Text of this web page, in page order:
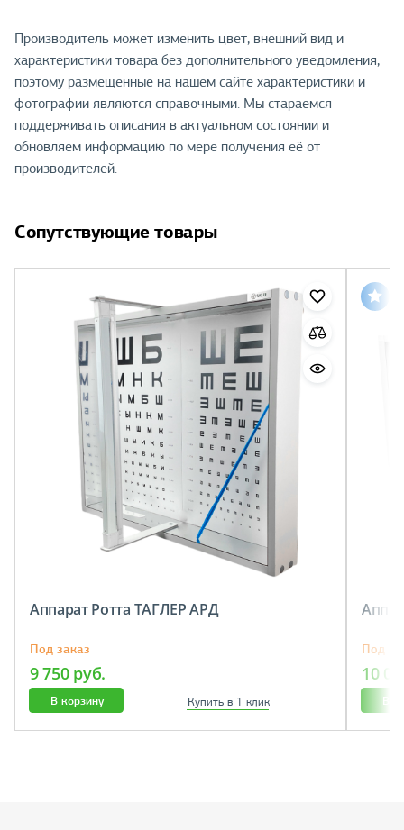
Производитель может изменить цвет, внешний вид и
характеристики товара без дополнительного уведомления,
поэтому размещенные на нашем сайте характеристики и
фотографии являются справочными. Мы стараемся
поддерживать описания в актуальном состоянии и
обновляем информацию по мере получения её от
производителей.
Сопутствующие товары
Аппарат Ротта ТАГЛЕР АРД
Под заказ
9 750 руб.
В корзину Купить в 1 клик
Под
10
В